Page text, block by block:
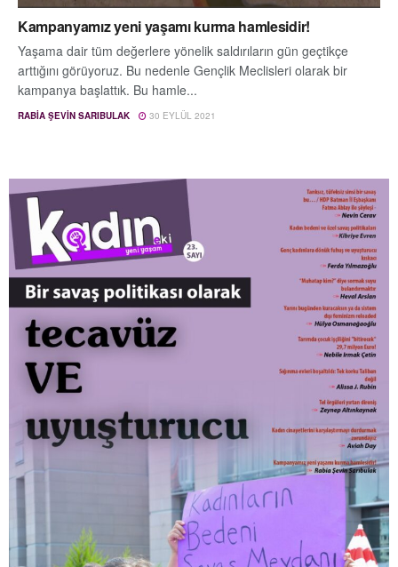
Kampanyamız yeni yaşamı kurma hamlesidir!
Yaşama dair tüm değerlere yönelik saldırıların gün geçtikçe
arttığını görüyoruz. Bu nedenle Gençlik Meclisleri olarak bir
kampanya başlattık. Bu hamle...
RABIA ŞEVIN SARIBULAK 30 EYLÜL 2021